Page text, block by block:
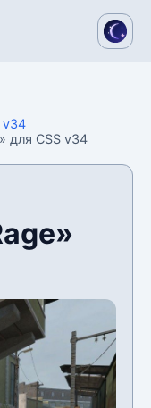
v34
для CSS v34